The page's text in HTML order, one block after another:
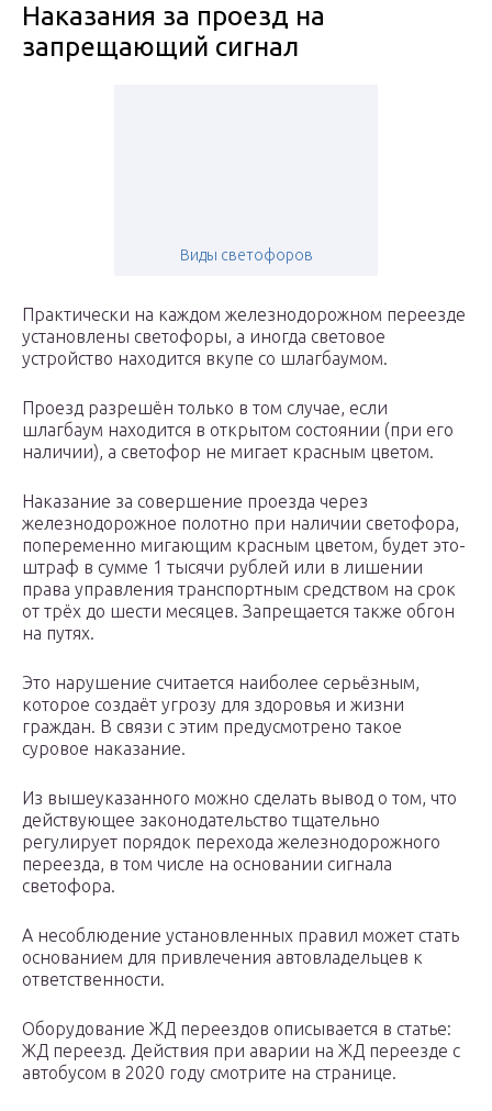
Наказания за проезд на
запрещающий сигнал
Виды светофоров
Практически на каждом железнодорожном переезде
установлены светофоры, а иногда световое
устройство находится вкупе со шлагбаумом.
Проезд разрешён только в том случае, если
шлагбаум находится в открытом состоянии (при его
наличии), а светофор не мигает красным цветом.
Наказание за совершение проезда через
железнодорожное полотно при наличии светофора,
попеременно мигающим красным цветом, будет это-
штраф в сумме 1 тысячи рублей или в лишении
права управления транспортным средством на срок
от трёх до шести месяцев. Запрещается также обгон
на путях.
Это нарушение считается наиболее серьёзным,
которое создаёт угрозу для здоровья и жизни
граждан. В связи с этим предусмотрено такое
суровое наказание.
Из вышеуказанного можно сделать вывод о том, что
действующее законодательство тщательно
регулирует порядок перехода железнодорожного
переезда, в том числе на основании сигнала
светофора.
А несоблюдение установленных правил может стать
основанием для привлечения автовладельцев к
ответственности.
Оборудование ЖД переездов описывается в статье:
ЖД переезд. Действия при аварии на ЖД переезде с
автобусом в 2020 году смотрите на странице.